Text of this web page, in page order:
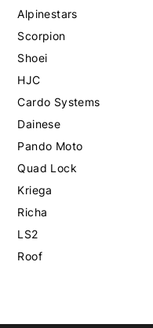
Alpinestars
Scorpion
Shoei
HJC
Cardo Systems
Dainese
Pando Moto
Quad Lock
Kriega
Richa
LS2
Roof